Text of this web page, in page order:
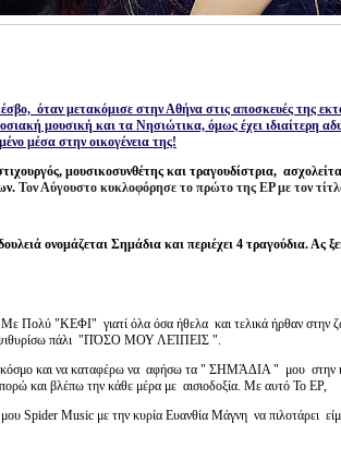
όταν μετακόμισε στην Αθήνα στις αποσκευές της
μουσική και τα Νησιώτικα, όμως έχει ιδιαίτερη
μέσα στην οικογένεια της!
μουσικοσυνθέτης και τραγουδίστρια,
Τον Αύγουστο κυκλοφόρησε το πρώτο της EP με τον
ονομάζεται Σημάδια και περιέχει 4 τραγούδια. Ας
Πολύ "ΚΕΦΙ" γιατί όλα όσα ήθελα και τελικά ήρθαν στην
ψιθυρίσω πάλι "ΠΌΣΟ ΜΟΥ ΛΕΊΠΕΙΣ ".
κόσμο και να καταφέρω να αφήσω τα " ΣΗΜΆΔΙΑ " μου στην
και βλέπω την κάθε μέρα με αισιοδοξία. Με αυτό Το EP,
Spider Music με την κυρία Ευανθία Μάγνη να πιλοτάρει